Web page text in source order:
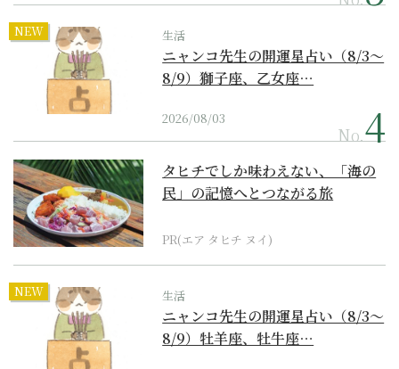
NEW 生活
ニャンコ先生の開運星占い（8/3～
8/9）獅子座、乙女座…
2026/08/03
No.
タヒチでしか味わえない、「海の
民」の記憶へとつながる旅
PR(エア タヒチ ヌイ)
NEW 生活
ニャンコ先生の開運星占い（8/3～
8/9）牡羊座、牡牛座…